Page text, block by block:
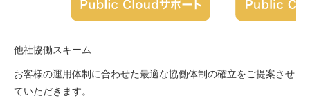
他社協働スキーム
お客様の運用体制に合わせた最適な協働体制の確立をご提案させ
ていただきます。